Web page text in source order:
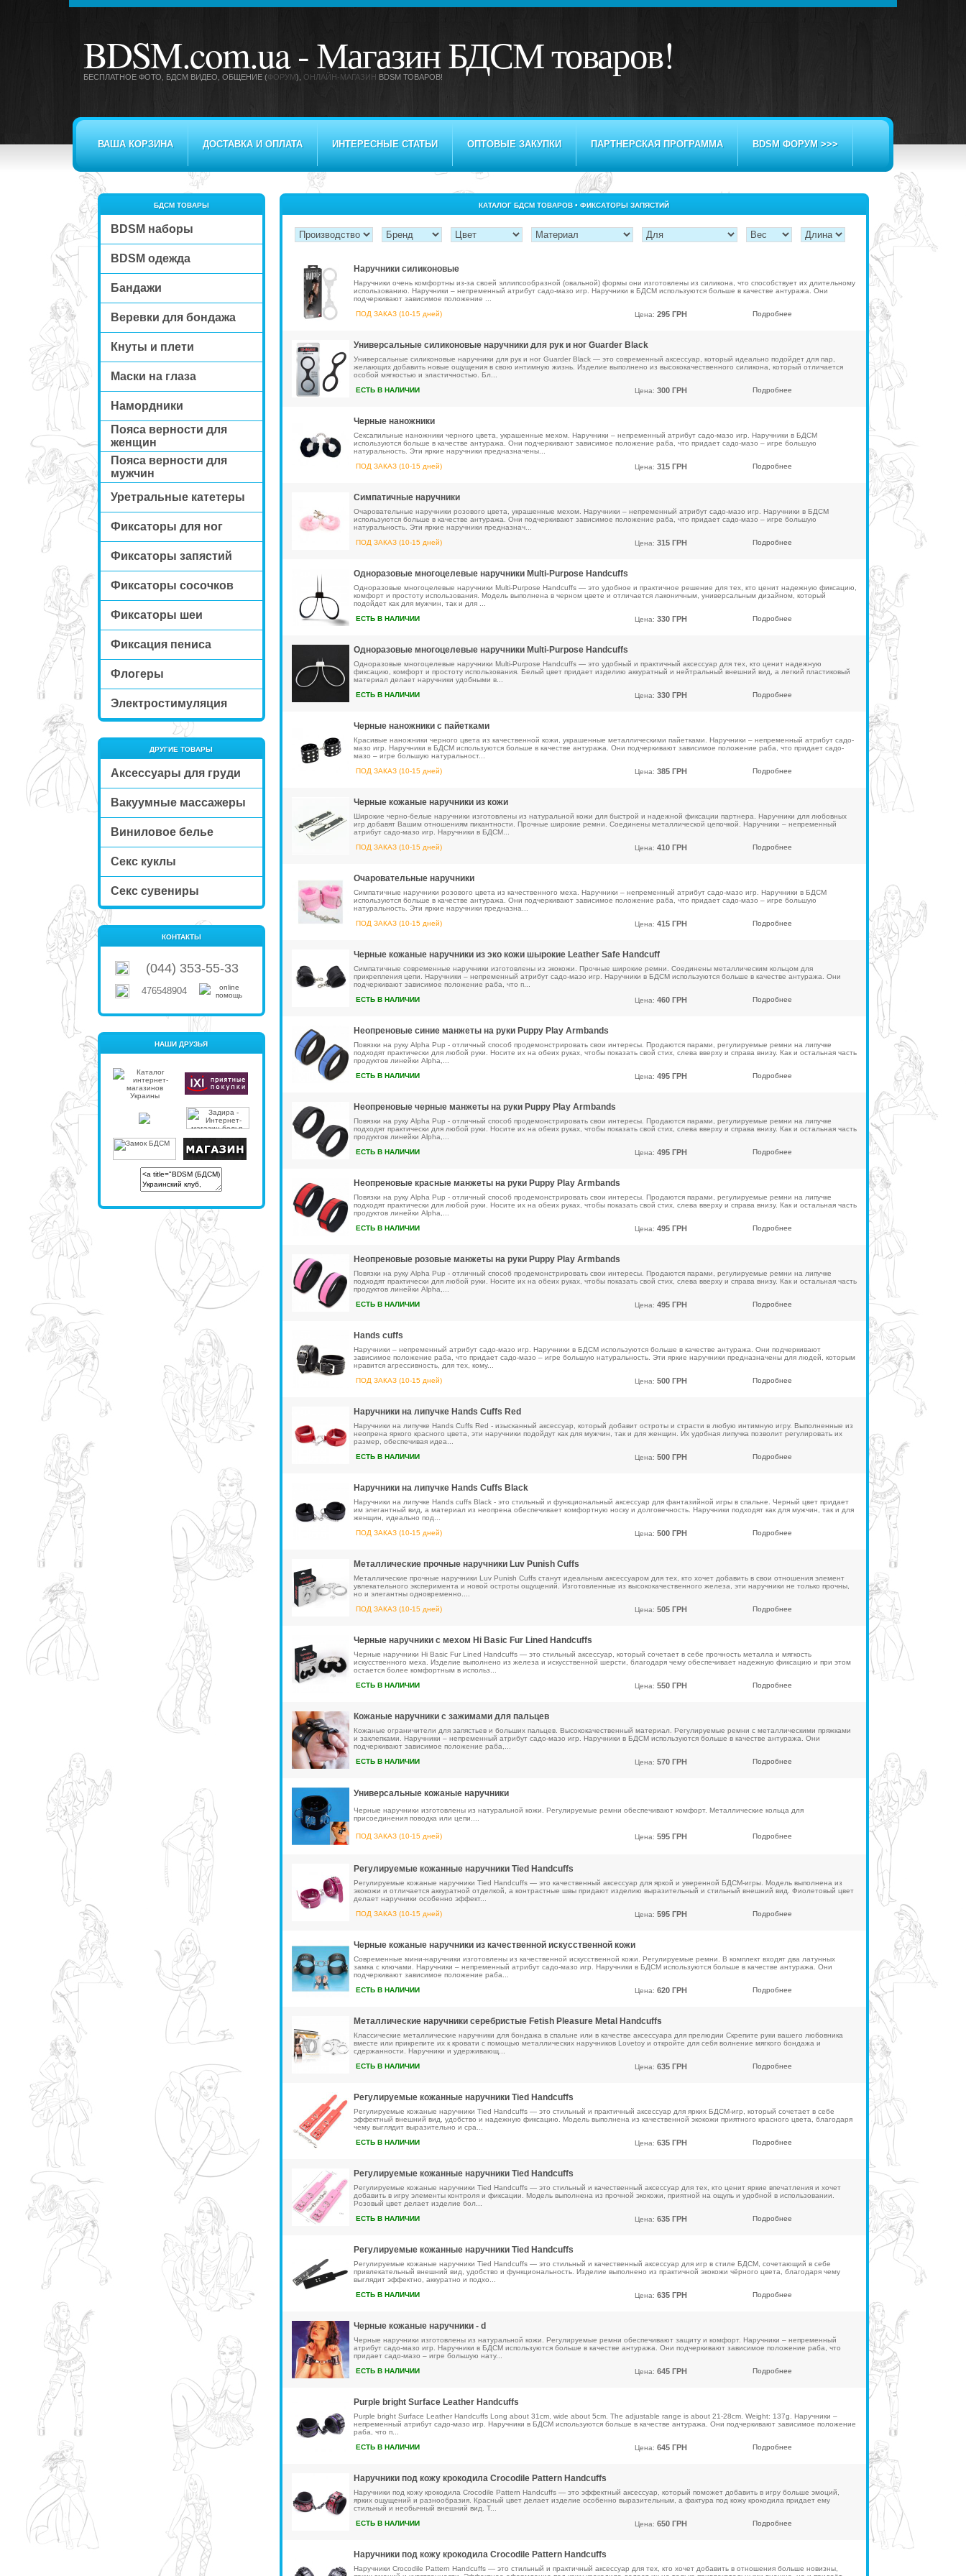
BDSM.com.ua -Магазин БДСМ товаров!
БЕСПЛАТНОЕ ФОТО, БДСМ ВИДЕО , ОБЩЕНИЕ (ФОРУМ), ОНЛАЙН-МАГАЗИН BDSM ТОВАРОВ!
ВАША КОРЗИНА ДОСТАВКА И ОПЛАТА ИНТЕРЕСНЫЕ СТАТЬИ ОПТОВЫЕ ЗАКУПКИ ПАРТНЕРСКАЯ ПРОГРАММА BDSM ФОРУМ >>>
БДСМ ТОВАРЫ
BDSM наборы
BDSM одежда
Бандажи
Веревки для бондажа
Кнуты и плети
Маски на глаза
Намордники
Пояса верности для
женщин
Пояса верности для
мужчин
Уретральные катетеры
Фиксаторы для ног
Фиксаторы запястий
Фиксаторы сосочков
Фиксаторы шеи
Фиксация пениса
Флогеры
Электростимуляция
ДРУГИЕ ТОВАРЫ
Аксессуары для груди
Вакуумные массажеры
Виниловое белье
Секс куклы
Секс сувениры
КОНТАКТЫ
(044) 353-55-33
476548904
НАШИ ДРУЗЬЯ
КАТАЛОГ БДСМ ТОВАРОВ • ФИКСАТОРЫ ЗАПЯСТИЙ
Наручники силиконовые
Наручники очень комфортны из-за своей эллипсообразной (овальной) формы они изготовлены из силикона, что способствует их длительному
использованию. Наручники – непременный атрибут садо-мазо игр. Наручники в БДСМ используются больше в качестве антуража. Они
подчеркивают зависимое положение ...
ПОД ЗАКАЗ (10-15 дней)
Цена: 295 ГРН Подробнее
Универсальные силиконовые наручники для рук и ног Guarder Black
Универсальные силиконовые наручники для рук и ног Guarder Black — это современный аксессуар, который идеально подойдет для пар,
желающих добавить новые ощущения в свою интимную жизнь. Изделие выполнено из высококачественного силикона, который отличается
особой мягкостью и эластичностью. Бл...
ЕСТЬ В НАЛИЧИИ
Цена: 300 ГРН Подробнее
Черные наножники
Сексапильные наножники черного цвета, украшенные мехом. Наручники – непременный атрибут садо-мазо игр. Наручники в БДСМ
используются больше в качестве антуража. Они подчеркивают зависимое положение раба, что придает садо-мазо – игре большую
натуральность. Эти яркие наручники предназначены...
ПОД ЗАКАЗ (10-15 дней)
Цена: 315 ГРН Подробнее
Симпатичные наручники
Очаровательные наручники розового цвета, украшенные мехом. Наручники – непременный атрибут садо-мазо игр. Наручники в БДСМ
используются больше в качестве антуража. Они подчеркивают зависимое положение раба, что придает садо-мазо – игре большую
натуральность. Эти яркие наручники предназнач...
ПОД ЗАКАЗ (10-15 дней)
Цена: 315 ГРН Подробнее
Одноразовые многоцелевые наручники Multi-Purpose Handcuffs
Одноразовые многоцелевые наручники Multi-Purpose Handcuffs — это удобное и практичное решение для тех, кто ценит надежную фиксацию,
комфорт и простоту использования. Модель выполнена в черном цвете и отличается лаконичным, универсальным дизайном, который
подойдет как для мужчин, так и для ...
ЕСТЬ В НАЛИЧИИ
Цена: 330 ГРН Подробнее
Одноразовые многоцелевые наручники Multi-Purpose Handcuffs
Одноразовые многоцелевые наручники Multi-Purpose Handcuffs — это удобный и практичный аксессуар для тех, кто ценит надежную
фиксацию, комфорт и простоту использования. Белый цвет придает изделию аккуратный и нейтральный внешний вид, а легкий пластиковый
материал делает наручники удобными в...
ЕСТЬ В НАЛИЧИИ
Цена: 330 ГРН Подробнее
Черные наножники с пайетками
Красивые наножники черного цвета из качественной кожи, украшенные металлическими пайетками. Наручники – непременный атрибут садо-
мазо игр. Наручники в БДСМ используются больше в качестве антуража. Они подчеркивают зависимое положение раба, что придает садо-
мазо – игре большую натуральност...
ПОД ЗАКАЗ (10-15 дней)
Цена: 385 ГРН Подробнее
Черные кожаные наручники из кожи
Широкие черно-белые наручники изготовлены из натуральной кожи для быстрой и надежной фиксации партнера. Наручники для любовных
игр добавят Вашим отношениям пикантности. Прочные широкие ремни. Соединены металлической цепочкой. Наручники – непременный
атрибут садо-мазо игр. Наручники в БДСМ...
ПОД ЗАКАЗ (10-15 дней)
Цена: 410 ГРН Подробнее
Очаровательные наручники
Симпатичные наручники розового цвета из качественного меха. Наручники – непременный атрибут садо-мазо игр. Наручники в БДСМ
используются больше в качестве антуража. Они подчеркивают зависимое положение раба, что придает садо-мазо – игре большую
натуральность. Эти яркие наручники предназна...
ПОД ЗАКАЗ (10-15 дней)
Цена: 415 ГРН Подробнее
Черные кожаные наручники из эко кожи шырокие Leather Safe Handcuff
Симпатичные современные наручники изготовлены из экокожи. Прочные широкие ремни. Соединены металлическим кольцом для
прикрепления цепи. Наручники – непременный атрибут садо-мазо игр. Наручники в БДСМ используются больше в качестве антуража. Они
подчеркивают зависимое положение раба, что п...
ЕСТЬ В НАЛИЧИИ
Цена: 460 ГРН Подробнее
Неопреновые синие манжеты на руки Puppy Play Armbands
Повязки на руку Alpha Pup - отличный способ продемонстрировать свои интересы. Продаются парами, регулируемые ремни на липучке
подходят практически для любой руки. Носите их на обеих руках, чтобы показать свой стих, слева вверху и справа внизу. Как и остальная часть
продуктов линейки Alpha,...
ЕСТЬ В НАЛИЧИИ
Цена: 495 ГРН Подробнее
Неопреновые черные манжеты на руки Puppy Play Armbands
Повязки на руку Alpha Pup - отличный способ продемонстрировать свои интересы. Продаются парами, регулируемые ремни на липучке
подходят практически для любой руки. Носите их на обеих руках, чтобы показать свой стих, слева вверху и справа внизу. Как и остальная часть
продуктов линейки Alpha,...
ЕСТЬ В НАЛИЧИИ
Цена: 495 ГРН Подробнее
Неопреновые красные манжеты на руки Puppy Play Armbands
Повязки на руку Alpha Pup - отличный способ продемонстрировать свои интересы. Продаются парами, регулируемые ремни на липучке
подходят практически для любой руки. Носите их на обеих руках, чтобы показать свой стих, слева вверху и справа внизу. Как и остальная часть
продуктов линейки Alpha,...
ЕСТЬ В НАЛИЧИИ
Цена: 495 ГРН Подробнее
Неопреновые розовые манжеты на руки Puppy Play Armbands
Повязки на руку Alpha Pup - отличный способ продемонстрировать свои интересы. Продаются парами, регулируемые ремни на липучке
подходят практически для любой руки. Носите их на обеих руках, чтобы показать свой стих, слева вверху и справа внизу. Как и остальная часть
продуктов линейки Alpha,...
ЕСТЬ В НАЛИЧИИ
Цена: 495 ГРН Подробнее
Hands cuffs
Наручники – непременный атрибут садо-мазо игр. Наручники в БДСМ используются больше в качестве антуража. Они подчеркивают
зависимое положение раба, что придает садо-мазо – игре большую натуральность. Эти яркие наручники предназначены для людей, которым
нравится агрессивность, для тех, кому...
ПОД ЗАКАЗ (10-15 дней)
Цена: 500 ГРН Подробнее
Наручники на липучке Hands Cuffs Red
Наручники на липучке Hands Cuffs Red - изысканный аксессуар, который добавит остроты и страсти в любую интимную игру. Выполненные из
неопрена яркого красного цвета, эти наручники подойдут как для мужчин, так и для женщин. Их удобная липучка позволит регулировать их
размер, обеспечивая идеа...
ЕСТЬ В НАЛИЧИИ
Цена: 500 ГРН Подробнее
Наручники на липучке Hands Cuffs Black
Наручники на липучке Hands cuffs Black - это стильный и функциональный аксессуар для фантазийной игры в спальне. Черный цвет придает
им элегантный вид, а материал из неопрена обеспечивает комфортную носку и долговечность. Наручники подходят как для мужчин, так и для
женщин, идеально под...
ПОД ЗАКАЗ (10-15 дней)
Цена: 500 ГРН Подробнее
Металлические прочные наручники Luv Punish Cuffs
Металлические прочные наручники Luv Punish Cuffs станут идеальным аксессуаром для тех, кто хочет добавить в свои отношения элемент
увлекательного эксперимента и новой остроты ощущений. Изготовленные из высококачественного железа, эти наручники не только прочны,
но и элегантны одновременно....
ПОД ЗАКАЗ (10-15 дней)
Цена: 505 ГРН Подробнее
Черные наручники с мехом Hi Basic Fur Lined Handcuffs
Черные наручники Hi Basic Fur Lined Handcuffs — это стильный аксессуар, который сочетает в себе прочность металла и мягкость
искусственного меха. Изделие выполнено из железа и искусственной шерсти, благодаря чему обеспечивает надежную фиксацию и при этом
остается более комфортным в использ...
ЕСТЬ В НАЛИЧИИ
Цена: 550 ГРН Подробнее
Кожаные наручники с зажимами для пальцев
Кожаные ограничители для запястьев и больших пальцев. Высококачественный материал. Регулируемые ремни с металлическими пряжками
и заклепками. Наручники – непременный атрибут садо-мазо игр. Наручники в БДСМ используются больше в качестве антуража. Они
подчеркивают зависимое положение раба,...
ЕСТЬ В НАЛИЧИИ
Цена: 570 ГРН Подробнее
Универсальные кожаные наручники
Черные наручники изготовлены из натуральной кожи. Регулируемые ремни обеспечивают комфорт. Металлические кольца для
присоединения поводка или цепи....
ПОД ЗАКАЗ (10-15 дней) Цена: 595 ГРН Подробнее
Регулируемые кожанные наручники Tied Handcuffs
Регулируемые кожаные наручники Tied Handcuffs — это качественный аксессуар для яркой и уверенной БДСМ-игры. Модель выполнена из
экокожи и отличается аккуратной отделкой, а контрастные швы придают изделию выразительный и стильный внешний вид. Фиолетовый цвет
делает наручники особенно эффект...
ПОД ЗАКАЗ (10-15 дней)
Цена: 595 ГРН Подробнее
Черные кожаные наручники из качественной искусственной кожи
Современные мини-наручники изготовлены из качественной искусственной кожи. Регулируемые ремни. В комплект входят два латунных
замка с ключами. Наручники – непременный атрибут садо-мазо игр. Наручники в БДСМ используются больше в качестве антуража. Они
подчеркивают зависимое положение раба...
ЕСТЬ В НАЛИЧИИ
Цена: 620 ГРН Подробнее
Металлические наручники серебристые Fetish Pleasure Metal Handcuffs
Классические металлические наручники для бондажа в спальне или в качестве аксессуара для прелюдии Скрепите руки вашего любовника
вместе или прикрепите их к кровати с помощью металлических наручников Lovetoy и откройте для себя волнение мягкого бондажа и
сдержанности. Наручники и удерживающ...
ЕСТЬ В НАЛИЧИИ
Цена: 635 ГРН Подробнее
Регулируемые кожанные наручники Tied Handcuffs
Регулируемые кожаные наручники Tied Handcuffs — это стильный и практичный аксессуар для ярких БДСМ-игр, который сочетает в себе
эффектный внешний вид, удобство и надежную фиксацию. Модель выполнена из качественной экокожи приятного красного цвета, благодаря
чему выглядит выразительно и сра...
ЕСТЬ В НАЛИЧИИ
Цена: 635 ГРН Подробнее
Регулируемые кожанные наручники Tied Handcuffs
Регулируемые кожаные наручники Tied Handcuffs — это стильный и качественный аксессуар для тех, кто ценит яркие впечатления и хочет
добавить в игру элементы контроля и фиксации. Модель выполнена из прочной экокожи, приятной на ощупь и удобной в использовании.
Розовый цвет делает изделие бол...
ЕСТЬ В НАЛИЧИИ
Цена: 635 ГРН Подробнее
Регулируемые кожанные наручники Tied Handcuffs
Регулируемые кожаные наручники Tied Handcuffs — это стильный и качественный аксессуар для игр в стиле БДСМ, сочетающий в себе
привлекательный внешний вид, удобство и функциональность. Изделие выполнено из практичной экокожи чёрного цвета, благодаря чему
выглядит эффектно, аккуратно и подхо...
ЕСТЬ В НАЛИЧИИ
Цена: 635 ГРН Подробнее
Черные кожаные наручники - d
Черные наручники изготовлены из натуральной кожи. Регулируемые ремни обеспечивают защиту и комфорт. Наручники – непременный
атрибут садо-мазо игр. Наручники в БДСМ используются больше в качестве антуража. Они подчеркивают зависимое положение раба, что
придает садо-мазо – игре большую нату...
ЕСТЬ В НАЛИЧИИ
Цена: 645 ГРН Подробнее
Purple bright Surface Leather Handcuffs
Purple bright Surface Leather Handcuffs Long about 31cm, wide about 5cm. The adjustable range is about 21-28cm. Weight: 137g. Наручники –
непременный атрибут садо-мазо игр. Наручники в БДСМ используются больше в качестве антуража. Они подчеркивают зависимое положение
раба, что п...
ЕСТЬ В НАЛИЧИИ
Цена: 645 ГРН Подробнее
Наручники под кожу крокодила Crocodile Pattern Handcuffs
Наручники под кожу крокодила Crocodile Pattern Handcuffs — это эффектный аксессуар, который поможет добавить в игру больше эмоций,
ярких ощущений и разнообразия. Красный цвет делает изделие особенно выразительным, а фактура под кожу крокодила придает ему
стильный и необычный внешний вид. Т...
ЕСТЬ В НАЛИЧИИ
Цена: 650 ГРН Подробнее
Наручники под кожу крокодила Crocodile Pattern Handcuffs
Наручники Crocodile Pattern Handcuffs — это стильный и практичный аксессуар для тех, кто хочет добавить в отношения больше новизны,